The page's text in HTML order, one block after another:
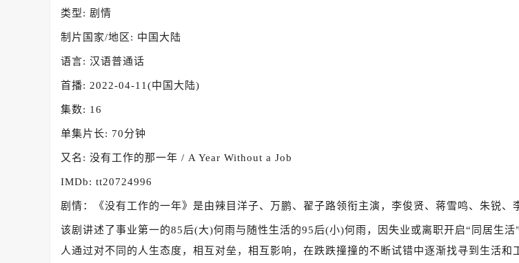
类型: 剧情
制片国家/地区: 中国大陆
语言: 汉语普通话
首播: 2022-04-11(中国大陆)
集数: 16
单集片长: 70分钟
又名: 没有工作的那一年 / A Year Without a Job
IMDb: tt20724996
剧情：《没有工作的一年》是由辣目洋子、万鹏、翟子路领衔主演，李俊贤、蒋雪鸣、朱锐、
该剧讲述了事业第一的85后(大)何雨与随性生活的95后(小)何雨，因失业或离职开启“同居生活
人通过对不同的人生态度，相互对垒，相互影响，在跌跌撞撞的不断试错中逐渐找寻到生活和